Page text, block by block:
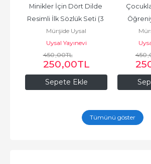
Sepete Ekle
Minikler İçin Dört Dilde
Resimli İlk Sözlük Seti (3
Kitap)
Mürşide Uysal
Uysal Yayınevi
450,00TL
250,00TL
Cevap
450
Tümünü göster